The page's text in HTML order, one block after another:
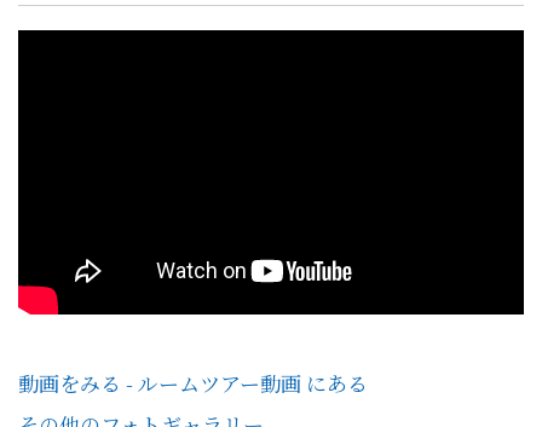
動画をみる - ルームツアー動画 にある